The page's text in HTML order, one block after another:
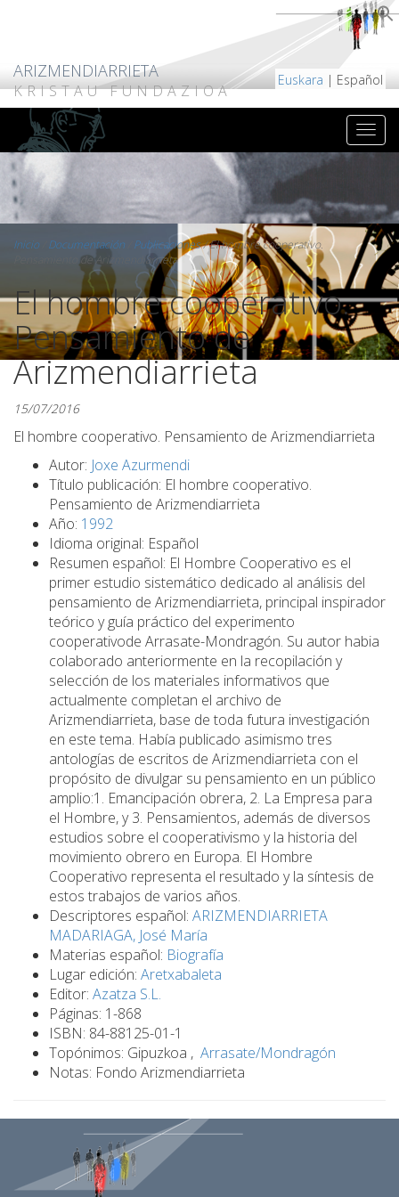
ARIZMENDIARRIETA
KRISTAU FUNDAZIOA
Euskara | Español
Inicio/ Documentación Publicaciones/El hombre cooperativo.
Pensamiento de Arizmendiarrieta
El hombre cooperativo.
Pensamiento de
Arizmendiarrieta
15/07/2016
El hombre cooperativo. Pensamiento de Arizmendiarrieta
Autor: Joxe Azurmendi
Título publicación: El hombre cooperativo.
Pensamiento de Arizmendiarrieta
Año: 1992
Idioma original: Español
Resumen español: El Hombre Cooperativo es el
primer estudio sistemático dedicado al análisis del
pensamiento de Arizmendiarrieta, principal inspirador
teórico y guía práctico del experimento
cooperativode Arrasate-Mondragón. Su autor habia
colaborado anteriormente en la recopilación y
selección de los materiales informativos que
actualmente completan el archivo de
Arizmendiarrieta, base de toda futura investigación
en este tema. Había publicado asimismo tres
antologías de escritos de Arizmendiarrieta con el
propósito de divulgar su pensamiento en un público
amplio:1. Emancipación obrera, 2. La Empresa para
el Hombre, y 3. Pensamientos, además de diversos
estudios sobre el cooperativismo y la historia del
movimiento obrero en Europa. El Hombre
Cooperativo representa el resultado y la síntesis de
estos trabajos de varios años.
Descriptores español: ARIZMENDIARRIETA
MADARIAGA, José María
Materias español: Biografía
Lugar edición: Aretxabaleta
Editor: Azatza S.L.
Páginas: 1-868
ISBN: 84-88125-01-1
Topónimos: Gipuzkoa , Arrasate/Mondragón
Notas: Fondo Arizmendiarrieta